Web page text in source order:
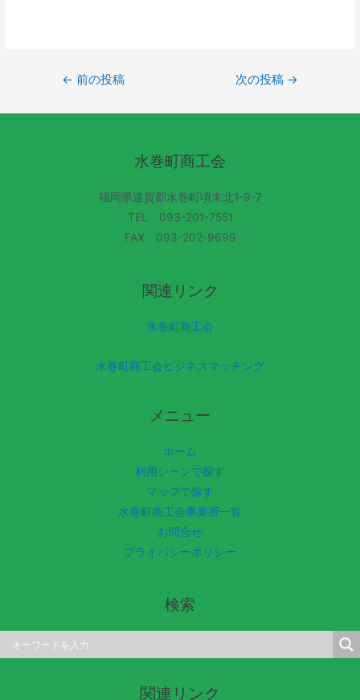
← 前の投稿 次の投稿 →
水巻町商工会
福岡県遠賀郡水巻町頃末北1-9-7
TEL 093-201-7551
FAX 093-202-9699
関連リンク
水巻町商工会
水巻町商工会ビジネスマッチング
メニュー
ホーム
利用シーンで探す
マップで探す
水巻町商工会事業所一覧
お問合せ
プライバシーポリシー
検索
関連リンク